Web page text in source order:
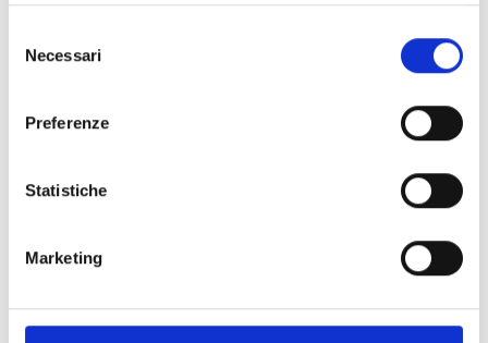
delNecessari
Preferenze
Statistiche
Marketing